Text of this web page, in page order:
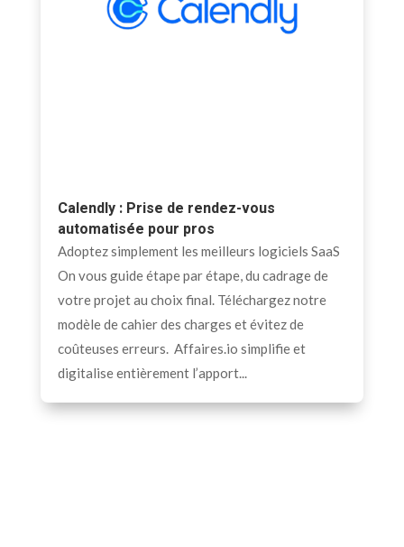
Calendly : Prise de rendez-vous
automatisée pour pros
Adoptez simplement les meilleurs logiciels SaaS
On vous guide étape par étape, du cadrage de
votre projet au choix final. Téléchargez notre
modèle de cahier des charges et évitez de
coûteuses erreurs. Affaires.io simplifie et
digitalise entièrement l’apport...